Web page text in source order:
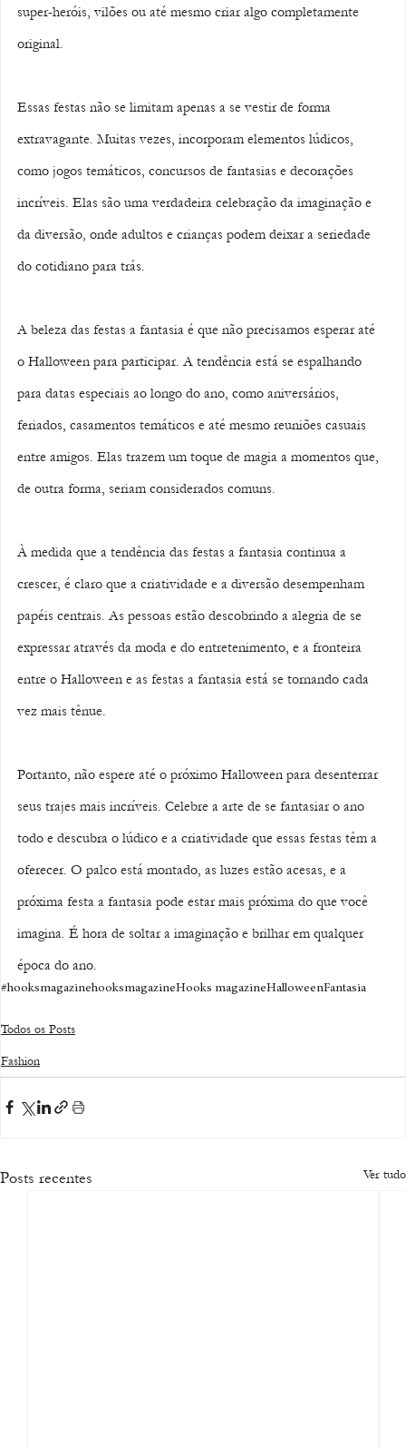
super-heróis, vilões ou até mesmo criar algo completamente
original.
Essas festas não se limitam apenas a se vestir de forma
extravagante. Muitas vezes, incorporam elementos lúdicos,
como jogos temáticos, concursos de fantasias e decorações
incríveis. Elas são uma verdadeira celebração da imaginação e
da diversão, onde adultos e crianças podem deixar a seriedade
do cotidiano para trás.
A beleza das festas a fantasia é que não precisamos esperar até
o Halloween para participar. A tendência está se espalhando
para datas especiais ao longo do ano, como aniversários,
feriados, casamentos temáticos e até mesmo reuniões casuais
entre amigos. Elas trazem um toque de magia a momentos que,
de outra forma, seriam considerados comuns.
À medida que a tendência das festas a fantasia continua a
crescer, é claro que a criatividade e a diversão desempenham
papéis centrais. As pessoas estão descobrindo a alegria de se
expressar através da moda e do entretenimento, e a fronteira
entre o Halloween e as festas a fantasia está se tornando cada
vez mais tênue.
Portanto, não espere até o próximo Halloween para desenterrar
seus trajes mais incríveis. Celebre a arte de se fantasiar o ano
todo e descubra o lúdico e a criatividade que essas festas têm a
oferecer. O palco está montado, as luzes estão acesas, e a
próxima festa a fantasia pode estar mais próxima do que você
imagina. É hora de soltar a imaginação e brilhar em qualquer
época do ano.
#hooksmagazinehooksmagazineHooks magazineHalloweenFantasia
Todos os Posts
Fashion
Posts recentes Ver tudo